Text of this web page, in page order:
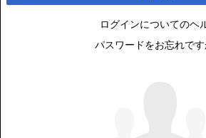
ログインについてのヘ
パスワードをお忘れです